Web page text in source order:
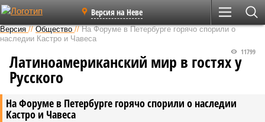
Версия на Неве
Версия //Общество //На Форуме в Петербурге горячо спорили о
наследии Кастро и Чавеса
На Форуме в Петербурге горячо спорили о наследии
Кастро и Чавеса
11799
Латиноамериканский мир в гостях у
Русского